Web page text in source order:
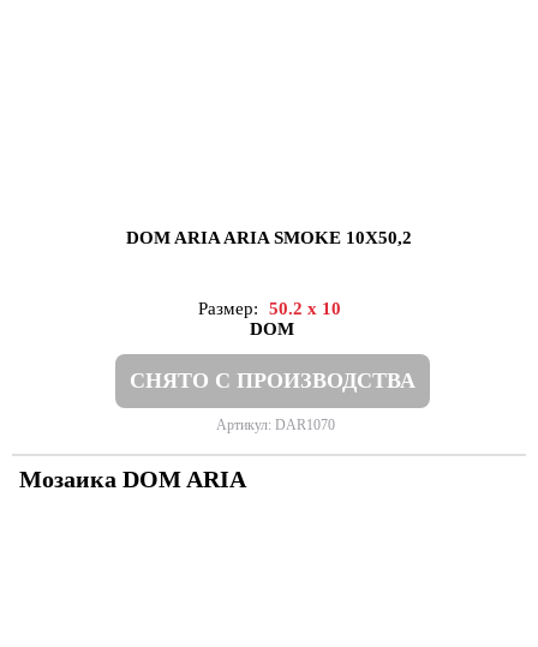
DOM ARIA ARIA SMOKE 10X50,2
Размер:
50.2 x 10
DOM
СНЯТО С ПРОИЗВОДСТВА
Артикул: DAR1070
Мозаика DOM ARIA